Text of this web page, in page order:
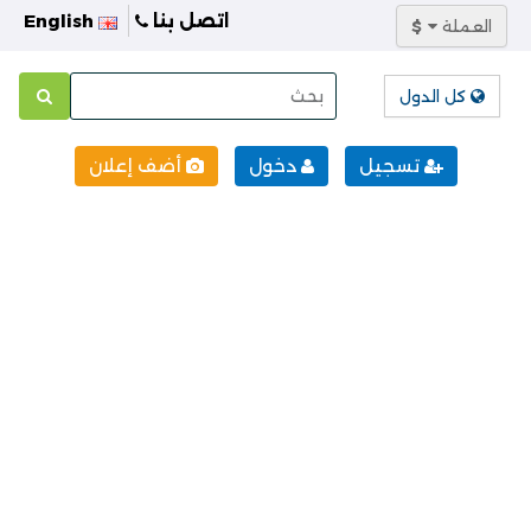
$ العملة اتصل بنا
كل الدول
تسجيل دخول أضف إعلان